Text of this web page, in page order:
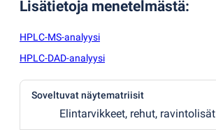
Lisätietoja menetelmästä:
HPLC-MS-analyysi
HPLC-DAD-analyysi
Soveltuvat näytematriisit
Elintarvikkeet, rehut, ravintolisät